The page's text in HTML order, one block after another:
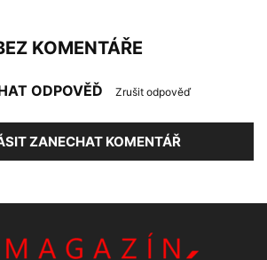
KOMENTÁŘE
ODPOVĚĎ Zrušit odpověď
ZANECHAT KOMENTÁŘ